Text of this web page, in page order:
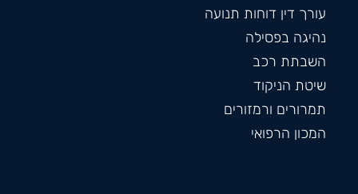
עורך דין דוחות תנועה
נהיגה בפסילה
השבתת רכב
שיטת הניקוד
תמרורים ורמזורים
המכון הרפואי